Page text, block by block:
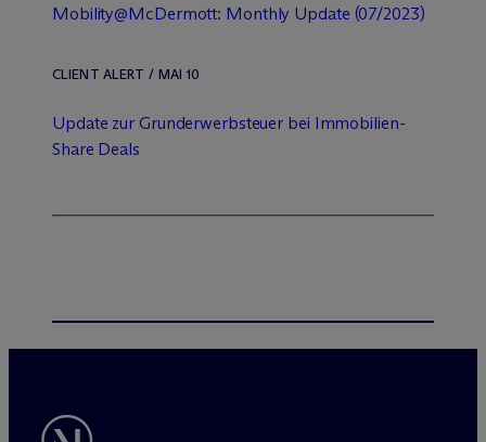
Mobility@McDermott: Monthly Update (07/2023)
CLIENT ALERT / MAI 10
Update zur Grunderwerbsteuer bei Immobilien-
Share Deals